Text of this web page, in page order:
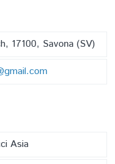
17100, Savona (SV)
Asia